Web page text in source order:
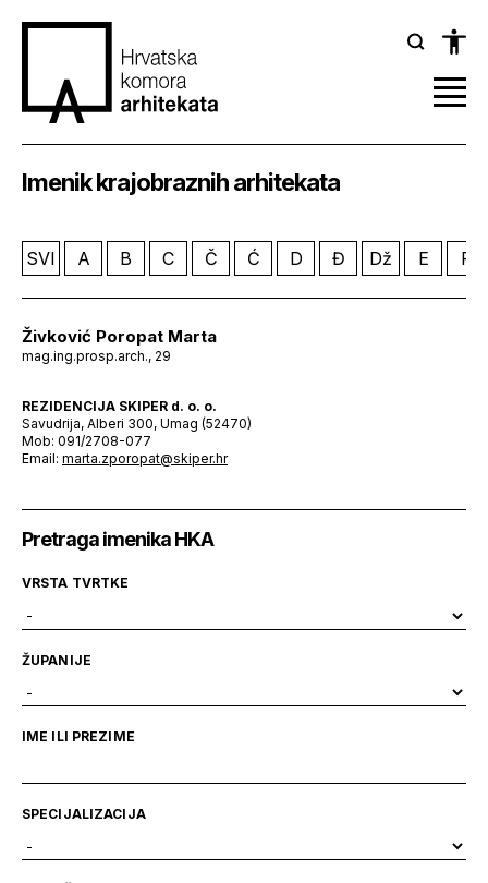
Imenik krajobraznih arhitekata
SVI A B C Č Ć D Đ Dž E F
Živković Poropat Marta
mag.ing.prosp.arch., 29
REZIDENCIJA SKIPER d. o. o.
Savudrija, Alberi 300, Umag (52470)
Mob: 091/2708-077
Email: marta.zporopat@skiper.hr
Pretraga imenika HKA
VRSTA TVRTKE
ŽUPANIJE
IME ILI PREZIME
SPECIJALIZACIJA